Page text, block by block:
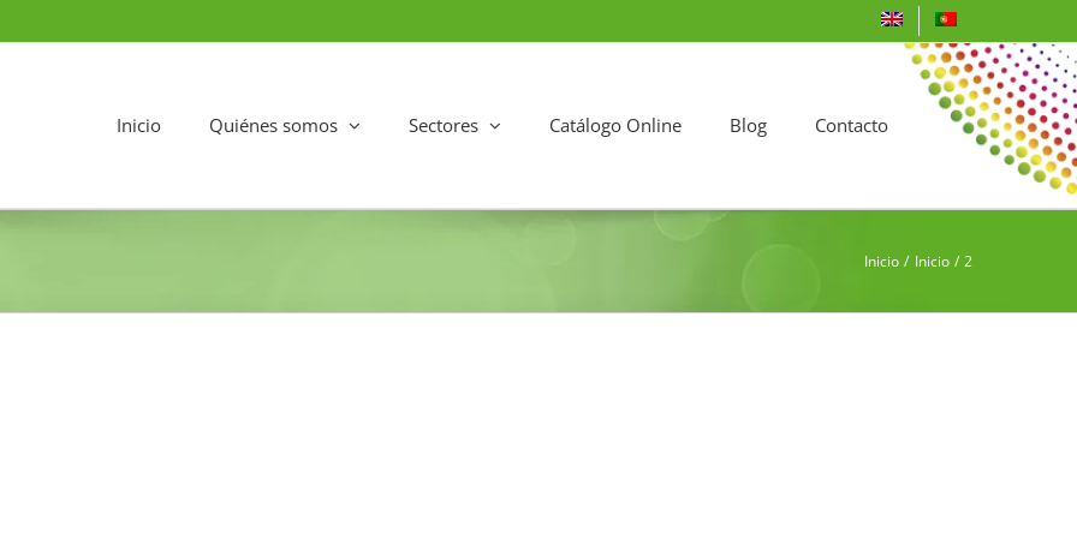
Inicio Quiénes somos Sectores Catálogo Online Blog Contacto
Inicio Inicio 2